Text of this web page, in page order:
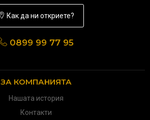
Как да ни откриете?
0899 99 77 95
ЗА КОМПАНИЯТА
Нашата история
Контакти